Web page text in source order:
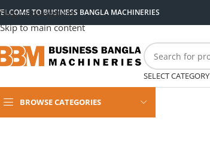
Skip to navigation
Skip to main content
TO BUSINESS BANGLA MACHINERIES
SELECT CATEGORY
BROWSE CATEGORIES